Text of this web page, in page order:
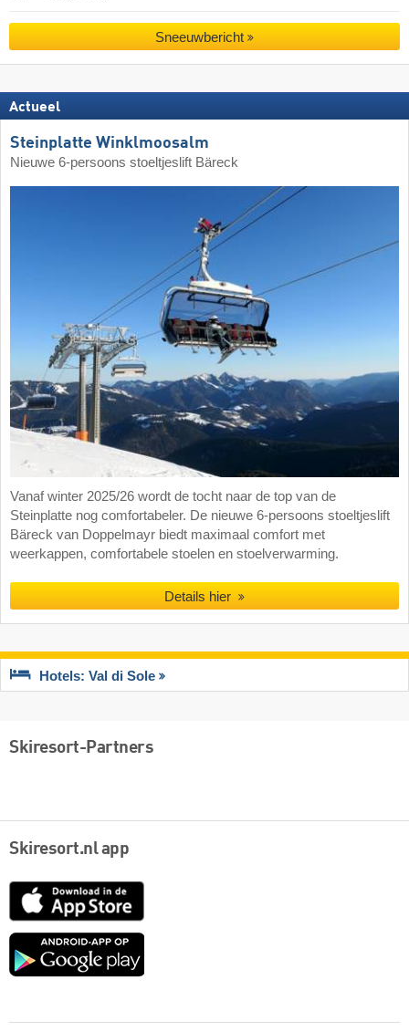
Sneeuwbericht
Actueel
Steinplatte Winklmoosalm
Nieuwe 6-persoons stoeltjeslift Bäreck
Vanaf winter 2025/26 wordt de tocht naar de top van de
Steinplatte nog comfortabeler. De nieuwe 6-persoons stoeltjeslift
Bäreck van Doppelmayr biedt maximaal comfort met
weerkappen, comfortabele stoelen en stoelverwarming.
Details hier
Hotels: Val di Sole
Skiresort-Partners
Skiresort.nl app
App
Google